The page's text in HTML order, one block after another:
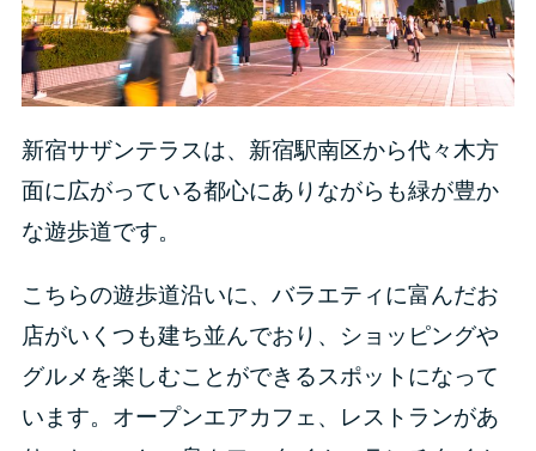
新宿サザンテラスは、新宿駅南区から代々木方
面に広がっている都心にありながらも緑が豊か
な遊歩道です。
こちらの遊歩道沿いに、バラエティに富んだお
店がいくつも建ち並んでおり、ショッピングや
グルメを楽しむことができるスポットになって
います。オープンエアカフェ、レストランがあ